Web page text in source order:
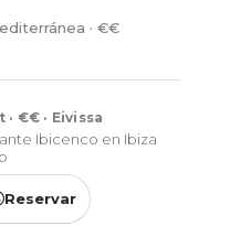
· €€
€€ · Eivissa
Ibicenco en Ibiza
Reservar